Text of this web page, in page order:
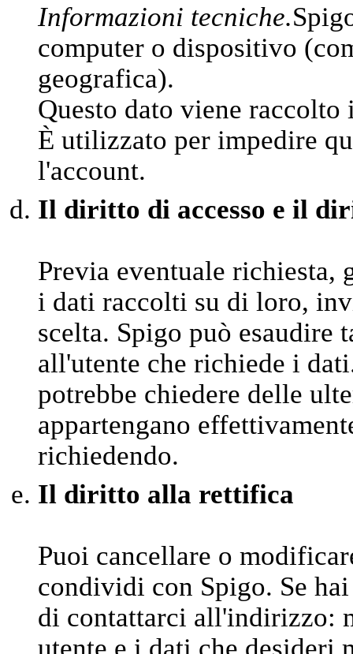
Informazioni tecniche.
computer o dispositivo
geografica).
Questo dato viene
È utilizzato per impedire
l'account.
Il diritto di accesso e il
Previa eventuale richiesta,
i dati raccolti su di loro,
scelta. Spigo può
all'utente che richiede i
potrebbe chiedere delle
appartengano
richiedendo.
Il diritto alla rettifica
Puoi cancellare o
condividi con Spigo. Se
di contattarci all'indirizzo:
utente e i dati che desideri